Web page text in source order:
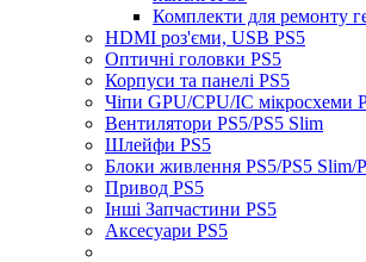
Комплекти для ремонту
HDMI роз'єми, USB PS5
Оптичні головки PS5
Корпуси та панелі PS5
Чіпи GPU/CPU/IC мікросхеми
Вентилятори PS5/PS5 Slim
Шлейфи PS5
Блоки живлення PS5/PS5 Slim/
Привод PS5
Інші Запчастини PS5
Аксесуари PS5